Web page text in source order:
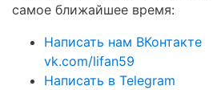
самое ближайшее время:
Написать нам ВКонтакте
vk.com/lifan59
Написать в Telegram